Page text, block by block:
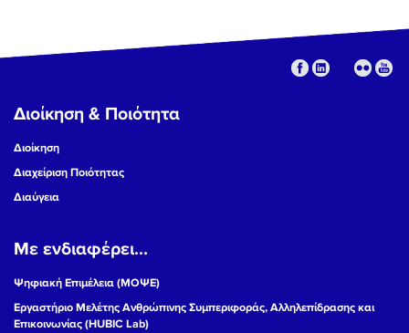
Διοίκηση & Ποιότητα
Διοίκηση
Διαχείριση Ποιότητας
Διαύγεια
Με ενδιαφέρει...
Ψηφιακή Επιμέλεια (ΜΟΨΕ)
Εργαστήριο Μελέτης Ανθρώπινης Συμπεριφοράς, Αλληλεπίδρασης και
Επικοινωνίας (HUBIC Lab)